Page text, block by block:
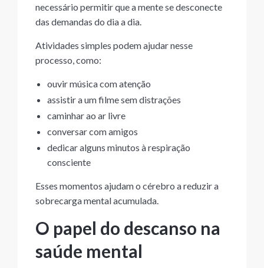
necessário permitir que a mente se desconecte
das demandas do dia a dia.
Atividades simples podem ajudar nesse
processo, como:
ouvir música com atenção
assistir a um filme sem distrações
caminhar ao ar livre
conversar com amigos
dedicar alguns minutos à respiração
consciente
Esses momentos ajudam o cérebro a reduzir a
sobrecarga mental acumulada.
O papel do descanso na
saúde mental